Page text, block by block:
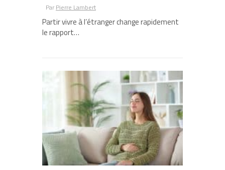
Par Pierre Lambert
Partir vivre à l’étranger change rapidement
le rapport…